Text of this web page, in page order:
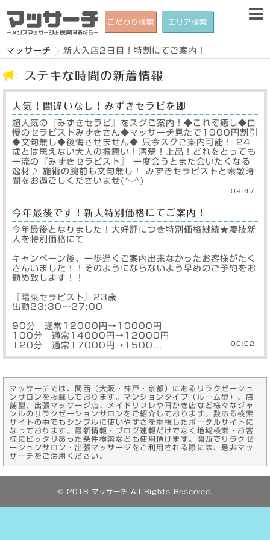
こだわり検索 エリア検索
マッサーチ 新人入店2日目！特割にてご案内！
ステキな時間の新着情報
09:47
人気！間違いなし！みずきセラピを即
超人気の『みずきセラピ』をスグご案内！◆これぞ癒し◆自
慢のセラピストみずきさん◆マッサーチ見たで1000円割引
◆文句無し◆後悔させません◆ 只今スグご案内可能！ 24
歳とは思えない大人の振舞い！清楚！上品！どれをとっても
一流の『みずきセラピスト』 一度会うとまた会いたくなる
逸材♪ 施術の腕前も文句無し！ みずきセラピストと素敵時
間をお過ごしくださいませ(^-^)
00:02
今年最後です！新人特別価格にてご案内！
今年最後となりました！大好評につき特別価格継続★凄技新
人を特別価格にて
キャンペーン後、一歩遅くご案内出来なかったお客様がたく
さんいました！！そのようにならないよう早めのご予約をお
勧め致します！！
『陽菜セラピスト』23歳
出勤23:30～27:00
90分 通常12000円→10000円
100分 通常14000円→12000円
120分 通常17000円→1500...
マッサーチでは、関西（大阪・神戸・京都）にあるリラクゼーショ
ンサロンを掲載しております。マンションタイプ（ルーム型）、店
舗型、出張マッサージ店、メイドリフレや耳かき店など様々なジャ
ンルのリラクゼーションサロンをご紹介しております。数ある検索
サイトの中でもシンプルに使いやすさを重視したポータルサイトに
なっております。最新情報・ブログ速報だけでなく地域検索・お客
様にピッタリあった条件検索なども使用頂けます。関西でリラクゼ
ーションサロン・出張マッサージをご利用される際には、是非マッ
サーチをご活用ください。
© 2018 マッサーチ All Rights Reserved.